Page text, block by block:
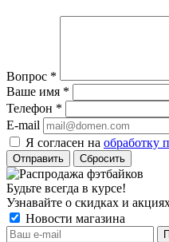
Вопрос *
Ваше имя *
Телефон *
E-mail
Я согласен на обработку
Сбросить
Будьте всегда в курсе!
Узнавайте о скидках и
Новости магазина